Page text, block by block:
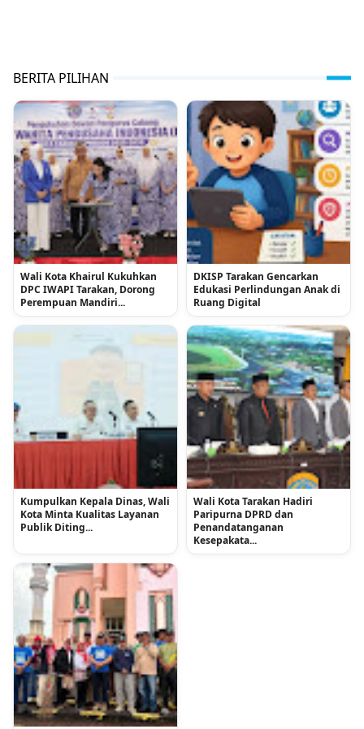
BERITA PILIHAN
Wali Kota Khairul Kukuhkan
DPC IWAPI Tarakan, Dorong
Perempuan Mandiri...
DKISP Tarakan Gencarkan
Edukasi Perlindungan Anak di
Ruang Digital
Kumpulkan Kepala Dinas, Wali
Kota Minta Kualitas Layanan
Publik Diting...
Wali Kota Tarakan Hadiri
Paripurna DPRD dan
Penandatanganan
Kesepakata...